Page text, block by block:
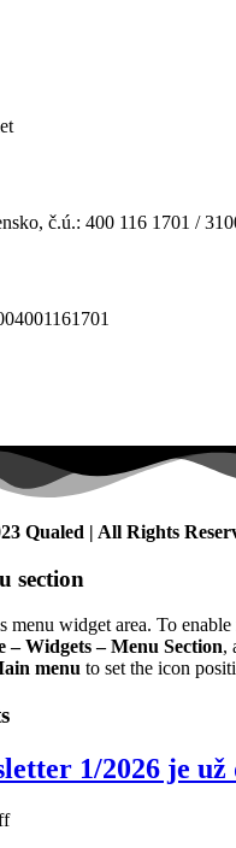
č.ú.: 400 116 1701 /
Qualed | All Rights
section
menu widget area. To
– Widgets – Menu Section,
menu to set the icon
1/2026 je už